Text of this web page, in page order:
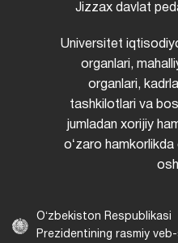
Jizzax davlat
Universitet
organlari,
organlari,
tashkilotlari va
jumladan xorijiy
oʻzaro
Oʻzbekiston Respublikasi
Prezidentining rasmiy